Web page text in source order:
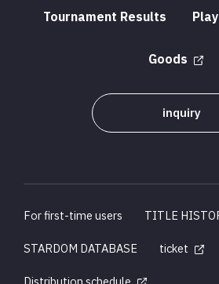
Tournament Results
Goods
inquiry
For first-time users
TITLE
STARDOM DATABASE
ticket